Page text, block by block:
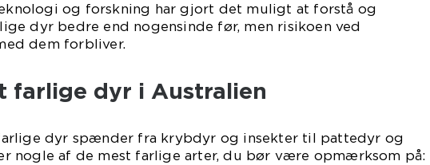
og forskning har gjort det muligt at forstå og
dyr bedre end nogensinde før, men risikoen ved
dem forbliver.
farlige dyr i Australien
dyr spænder fra krybdyr og insekter til pattedyr og
nogle af de mest farlige arter, du bør være opmærksom på: